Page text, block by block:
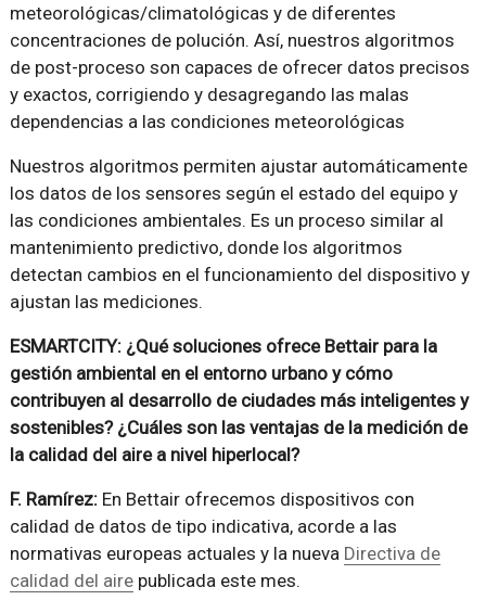
meteorológicas/climatológicas y de diferentes
concentraciones de polución. Así, nuestros algoritmos
de post-proceso son capaces de ofrecer datos precisos
y exactos, corrigiendo y desagregando las malas
dependencias a las condiciones meteorológicas
Nuestros algoritmos permiten ajustar automáticamente
los datos de los sensores según el estado del equipo y
las condiciones ambientales. Es un proceso similar al
mantenimiento predictivo, donde los algoritmos
detectan cambios en el funcionamiento del dispositivo y
ajustan las mediciones.
ESMARTCITY: ¿Qué soluciones ofrece Bettair para la
gestión ambiental en el entorno urbano y cómo
contribuyen al desarrollo de ciudades más inteligentes y
sostenibles? ¿Cuáles son las ventajas de la medición de
la calidad del aire a nivel hiperlocal?
F. Ramírez:En Bettair ofrecemos dispositivos con
calidad de datos de tipo indicativa, acorde a las
normativas europeas actuales y la nueva Directiva de
calidad del airepublicada este mes.